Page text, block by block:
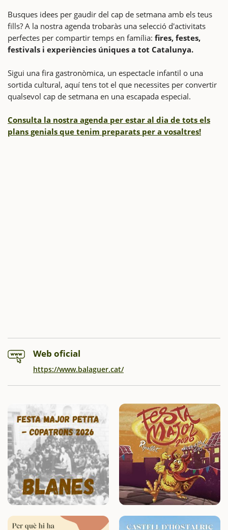
Busques idees per gaudir del cap de setmana amb els teus
fills? A la nostra agenda trobaràs una selecció d'activitats
perfectes per compartir temps en família: fires, festes,
festivals i experiències úniques a tot Catalunya.
Sigui una fira gastronòmica, un espectacle infantil o una
sortida cultural, aquí tens tot el que necessites per convertir
qualsevol cap de setmana en una escapada especial.
Consulta la nostra agenda per estar al dia de tots els
plans genials que tenim preparats per a vosaltres!
Web oficial
https://www.balaguer.cat/